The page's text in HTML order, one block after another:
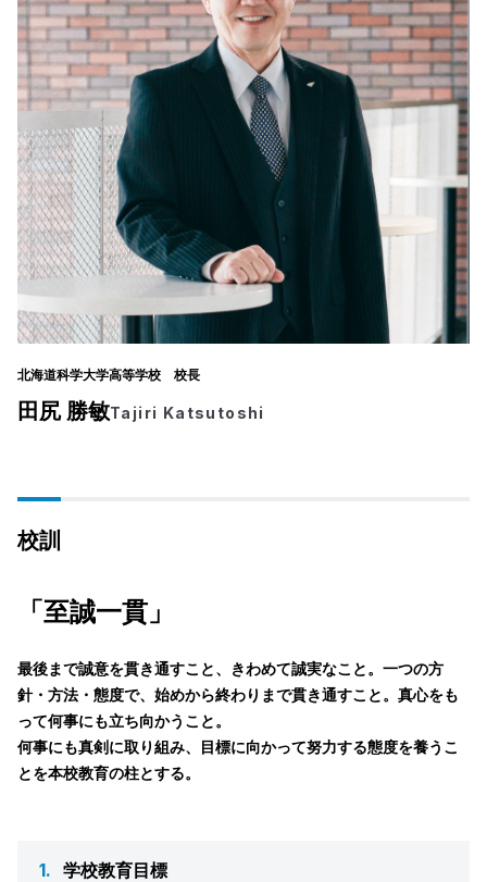
北海道科学大学高等学校 校長
田尻 勝敏Tajiri Katsutoshi
校訓
「至誠一貫」
最後まで誠意を貫き通すこと、きわめて誠実なこと。一つの方
針・方法・態度で、始めから終わりまで貫き通すこと。真心をも
って何事にも立ち向かうこと。
何事にも真剣に取り組み、目標に向かって努力する態度を養うこ
とを本校教育の柱とする。
1. 学校教育目標